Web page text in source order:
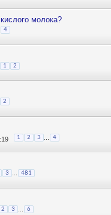
молока?
4
1 2
2
1 2 3 4
3 481
2 3 6